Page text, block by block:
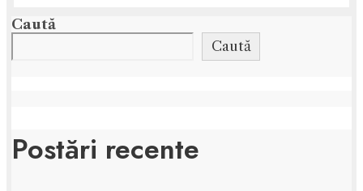
Caută
Caută
Postări recente